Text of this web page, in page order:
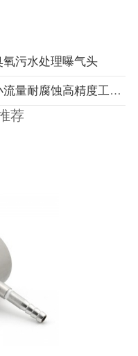
氧污水处理曝气头
下一篇 : 微型钛合金曝气头丨小流量耐腐蚀高精度工业微孔气体分布器
荐